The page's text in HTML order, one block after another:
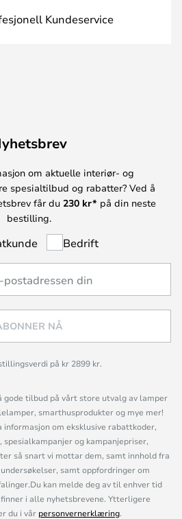
Kundeservice
om aktuelle interiør- og
spesialtilbud og rabatter? Ved å
får du 230 kr* på din neste
bestilling.
Bedrift
NÅ
på kr 2899 kr.
gode tilbud på vårt store utvalg av lamper
smarthusprodukter og mye mer!
om eksklusive rabattkoder,
og kampanjepriser,
så snart vi mottar dem, samt innhold fra
samt oppfordringer om
kan melde deg av til enhver tid
i alle nyhetsbrevene. Ytterligere
du i vår personvernerklæring.